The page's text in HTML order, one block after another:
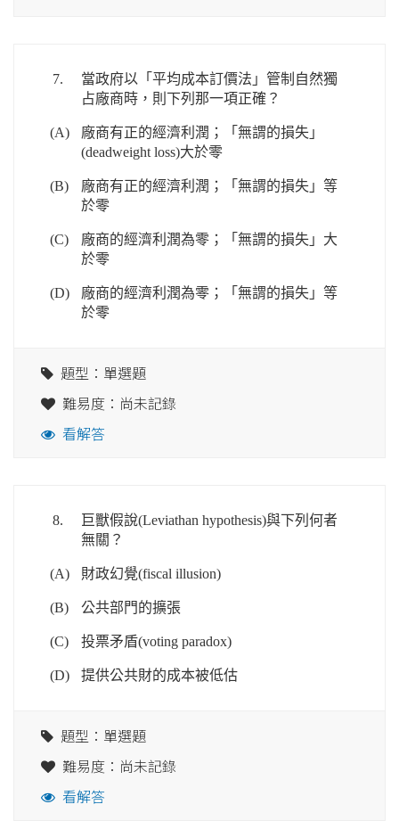
7.
當政府以「平均成本訂價法」管制自然獨
占廠商時，則下列那一項正確？
(A)
廠商有正的經濟利潤；「無謂的損失」
(deadweight loss)大於零
(B)
廠商有正的經濟利潤；「無謂的損失」等
於零
(C)
廠商的經濟利潤為零；「無謂的損失」大
於零
(D)
廠商的經濟利潤為零；「無謂的損失」等
於零
題型：單選題
難易度：尚未記錄
看解答
8.
巨獸假說(Leviathan hypothesis)與下列何者
無關？
(A) 財政幻覺(fiscal illusion)
(B) 公共部門的擴張
(C) 投票矛盾(voting paradox)
(D) 提供公共財的成本被低估
題型：單選題
難易度：尚未記錄
看解答